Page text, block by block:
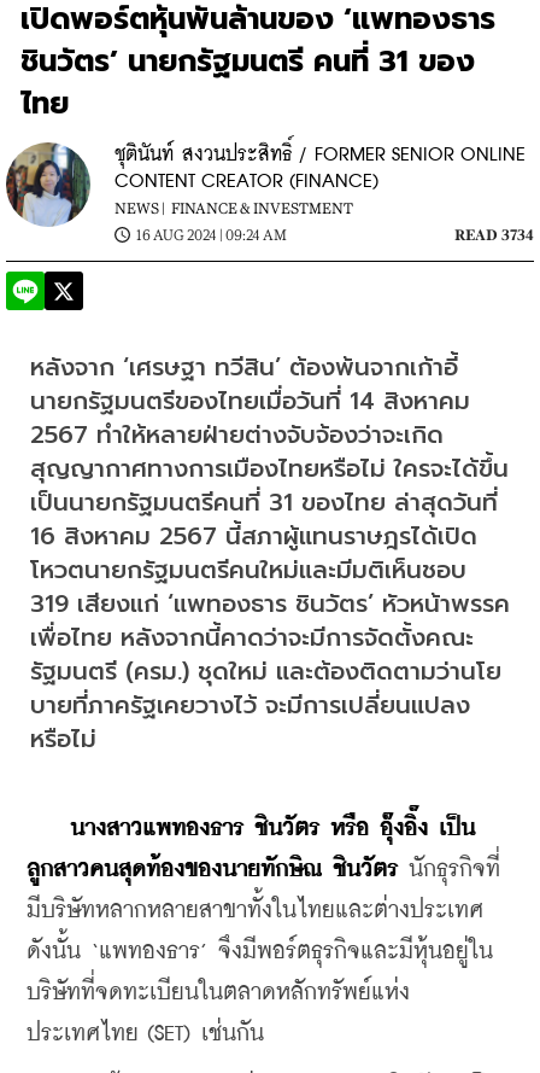
เปิดพอร์ตหุ้นพันล้านของ ‘แพทองธาร
ชินวัตร’ นายกรัฐมนตรี คนที่ 31 ของ
ไทย
ชุตินันท์ สงวนประสิทธิ์ / FORMER SENIOR ONLINE
CONTENT CREATOR (FINANCE)
NEWS | FINANCE & INVESTMENT
16 AUG 2024 | 09:24 AM
READ 3734
หลังจาก ‘เศรษฐา ทวีสิน’ ต้องพ้นจากเก้าอี้
นายกรัฐมนตรีของไทยเมื่อวันที่ 14 สิงหาคม
2567 ทำให้หลายฝ่ายต่างจับจ้องว่าจะเกิด
สุญญากาศทางการเมืองไทยหรือไม่ ใครจะได้ขึ้น
เป็นนายกรัฐมนตรีคนที่ 31 ของไทย ล่าสุดวันที่
16 สิงหาคม 2567 นี้สภาผู้แทนราษฎรได้เปิด
โหวตนายกรัฐมนตรีคนใหม่และมีมติเห็นชอบ
319 เสียงแก่ ‘แพทองธาร ชินวัตร’ หัวหน้าพรรค
เพื่อไทย หลังจากนี้คาดว่าจะมีการจัดตั้งคณะ
รัฐมนตรี (ครม.) ชุดใหม่ และต้องติดตามว่านโย
บายที่ภาครัฐเคยวางไว้ จะมีการเปลี่ยนแปลง
หรือไม่
นางสาวแพทองธาร ชินวัตร หรือ อุ๊งอิ๊ง เป็น
ลูกสาวคนสุดท้องของนายทักษิณ ชินวัตร นักธุรกิจที่
มีบริษัทหลากหลายสาขาทั้งในไทยและต่างประเทศ
ดังนั้น ‘แพทองธาร’ จึงมีพอร์ตธุรกิจและมีหุ้นอยู่ใน
บริษัทที่จดทะเบียนในตลาดหลักทรัพย์แห่ง
ประเทศไทย (SET) เช่นกัน